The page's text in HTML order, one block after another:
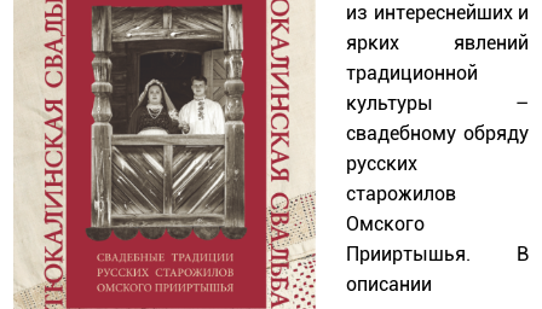
из интереснейших и
ярких явлений
традиционной
культуры –
свадебному обряду
русских
старожилов
Омского
Прииртышья. В
описании